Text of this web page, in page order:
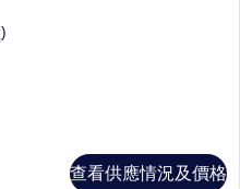
查看供應情況及價格